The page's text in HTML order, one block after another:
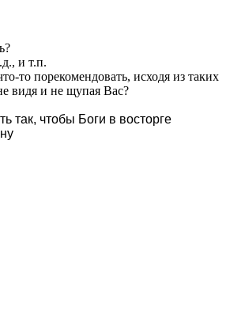
и т.п.
то порекомендовать, исходя из таких
видя и не щупая Вас?
так, чтобы Боги в восторге